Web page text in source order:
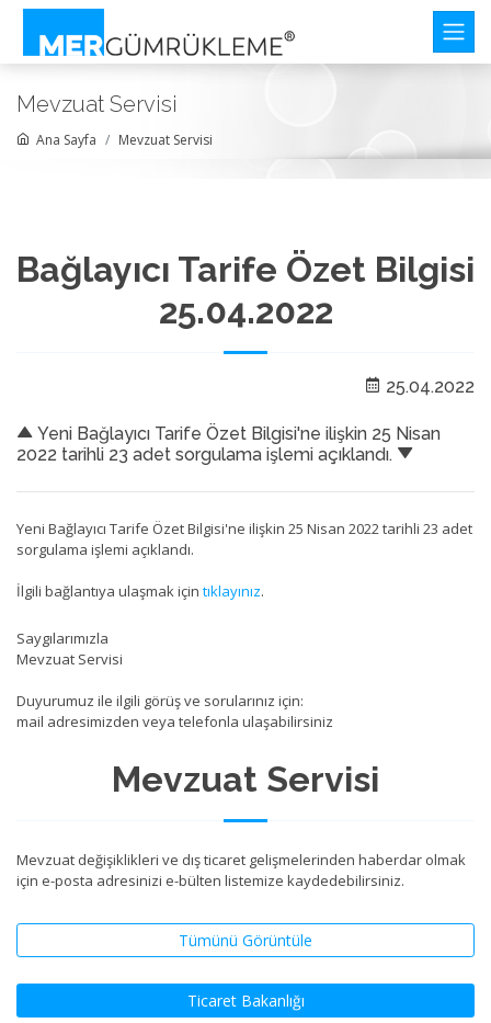
Mevzuat Servisi
Ana Sayfa Mevzuat Servisi
Mevzuat Servisi
Mevzuat değişiklikleri ve dış ticaret gelişmelerinden haberdar olmak
için e-posta adresinizi e-bülten listemize kaydedebilirsiniz.
Tümünü Görüntüle
Ticaret Bakanlığı
Bağlayıcı Tarife Özet Bilgisi
25.04.2022
25.04.2022
Yeni Bağlayıcı Tarife Özet Bilgisi'ne ilişkin 25 Nisan
2022 tarihli 23 adet sorgulama işlemi açıklandı.
Yeni Bağlayıcı Tarife Özet Bilgisi'ne ilişkin 25 Nisan 2022 tarihli 23 adet
sorgulama işlemi açıklandı.
İlgili bağlantıya ulaşmak için tıklayınız.
Saygılarımızla
Mevzuat Servisi
Duyurumuz ile ilgili görüş ve sorularınız için:
mail adresimizden veya telefonla ulaşabilirsiniz